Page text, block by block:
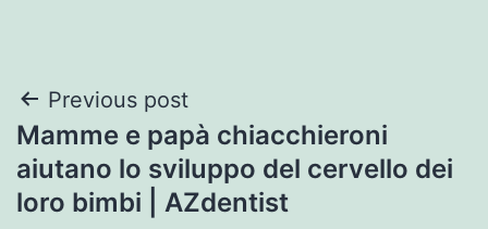
Post
navigation
Previous post
Mamme e papà chiacchieroni
aiutano lo sviluppo del cervello dei
loro bimbi | AZdentist